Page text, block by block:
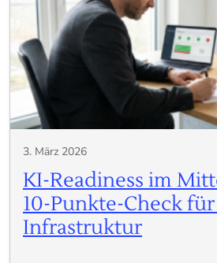
3. März 2026
KI-Readiness im
10-Punkte-Check
Infrastruktur